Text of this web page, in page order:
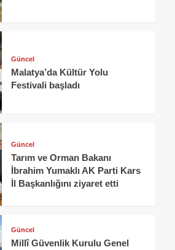
Güncel
Malatya’da Kültür Yolu
Festivali başladı
Güncel
Tarım ve Orman Bakanı
İbrahim Yumaklı AK Parti Kars
İl Başkanlığını ziyaret etti
Güncel
Millî Güvenlik Kurulu Genel